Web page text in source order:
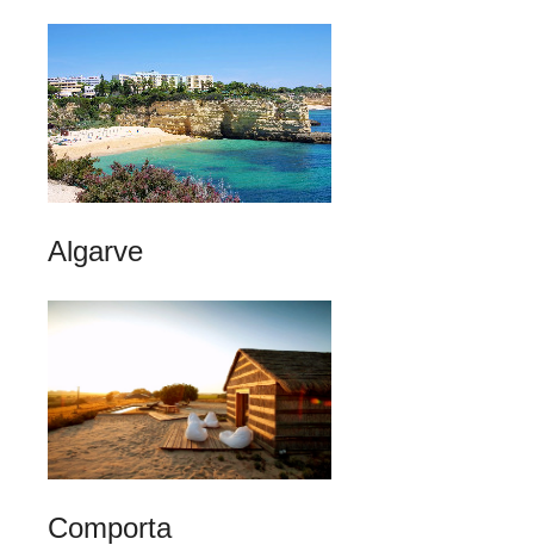
Algarve
Comporta